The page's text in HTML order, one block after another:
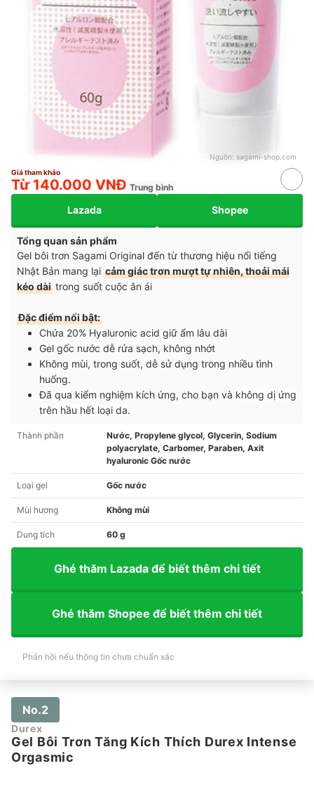
Nguồn: sagami-shop.com
Giá tham khảo
Từ 140.000 VNĐ Trung bình
Lazada Shopee
Tổng quan sản phẩm
Gel bôi trơn Sagami Original đến từ thương hiệu nổi tiếng
Nhật Bản mang lại cảm giác trơn mượt tự nhiên, thoải mái
kéo dài trong suốt cuộc ân ái
Đặc điểm nổi bật:
Chứa 20% Hyaluronic acid giữ ẩm lâu dài
Gel gốc nước dễ rửa sạch, không nhớt
Không mùi, trong suốt, dễ sử dụng trong nhiều tình
huống.
Đã qua kiểm nghiệm kích ứng, cho bạn và không dị ứng
trên hầu hết loại da.
Thành phần
Nước, Propylene glycol, Glycerin, Sodium
polyacrylate, Carbomer, Paraben, Axit
hyaluronic Gốc nước
Loại gel Gốc nước
Mùi hương Không mùi
Dung tích 60 g
Ghé thăm Lazada để biết thêm chi tiết
Ghé thăm Shopee để biết thêm chi tiết
Phản hồi nếu thông tin chưa chuẩn xác
No.2
Durex
Gel Bôi Trơn Tăng Kích Thích Durex Intense
Orgasmic